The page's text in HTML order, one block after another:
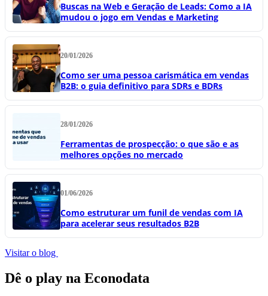
Buscas na Web e Geração de Leads: Como a IA
mudou o jogo em Vendas e Marketing
20/01/2026
Como ser uma pessoa carismática em vendas
B2B: o guia definitivo para SDRs e BDRs
28/01/2026
Ferramentas de prospecção: o que são e as
melhores opções no mercado
01/06/2026
Como estruturar um funil de vendas com IA
para acelerar seus resultados B2B
Visitar o blog
Dê o play na Econodata